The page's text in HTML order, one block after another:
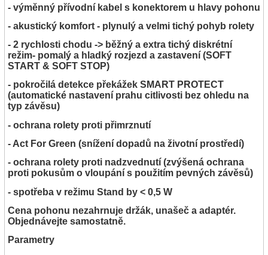
- výměnný přívodní kabel s konektorem u hlavy pohonu
- akustický komfort - plynulý a velmi tichý pohyb rolety
- 2 rychlosti chodu -> běžný a extra tichý diskrétní
režim- pomalý a hladký rozjezd a zastavení (SOFT
START & SOFT STOP)
- pokročilá detekce překážek SMART PROTECT
(automatické nastavení prahu citlivosti bez ohledu na
typ závěsu)
- ochrana rolety proti přimrznutí
- Act For Green (snížení dopadů na životní prostředí)
- ochrana rolety proti nadzvednutí (zvýšená ochrana
proti pokusům o vloupání s použitím pevných závěsů)
- spotřeba v režimu Stand by < 0,5 W
Cena pohonu nezahrnuje držák, unašeč a adaptér.
Objednávejte samostatně.
Parametry